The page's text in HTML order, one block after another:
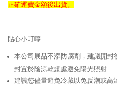
正確運費金額後出貨。
貼心小叮嚀
本公司展品不添防腐劑，建議開
封置於陰涼乾燥處避免陽光照射
建議您儘量避免冷藏以免反潮或高